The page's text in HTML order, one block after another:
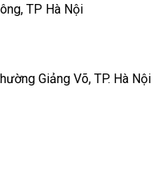
TP Hà Nội
Giảng Võ, TP. Hà Nội